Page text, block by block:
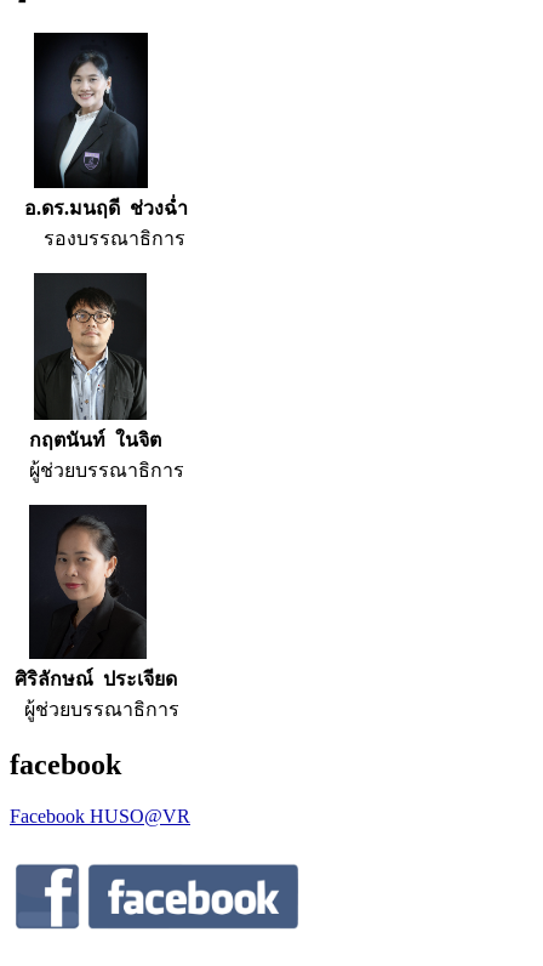
อ.ดร.มนฤดี ช่วงฉ่ำ
รองบรรณาธิการ
กฤตนันท์ ในจิต
ผู้ช่วยบรรณาธิการ
ศิริลักษณ์ ประเจียด
ผู้ช่วยบรรณาธิการ
facebook
Facebook HUSO@VR